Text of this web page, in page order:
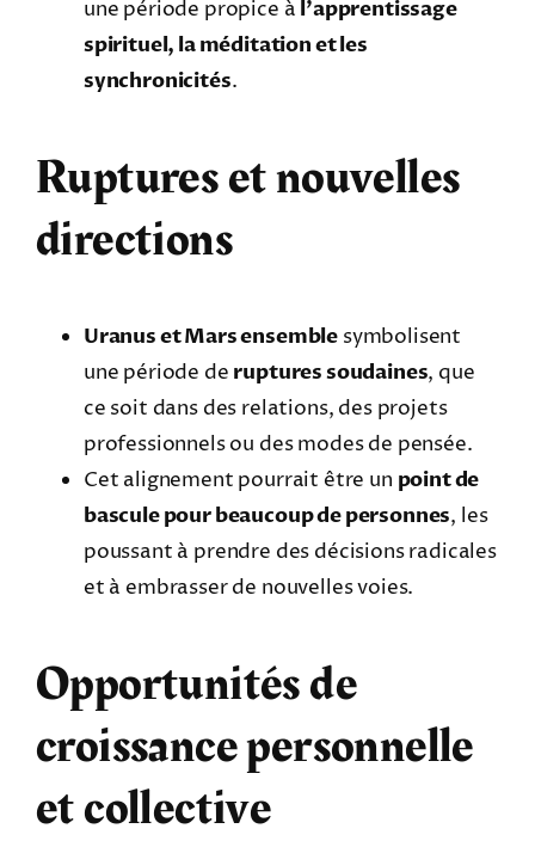
une période propice à l’apprentissage
spirituel, la méditation et les
synchronicités.
Ruptures et nouvelles
directions
Uranus et Mars ensemble symbolisent
une période de ruptures soudaines, que
ce soit dans des relations, des projets
professionnels ou des modes de pensée.
Cet alignement pourrait être un point de
bascule pour beaucoup de personnes, les
poussant à prendre des décisions radicales
et à embrasser de nouvelles voies.
Opportunités de
croissance personnelle
et collective